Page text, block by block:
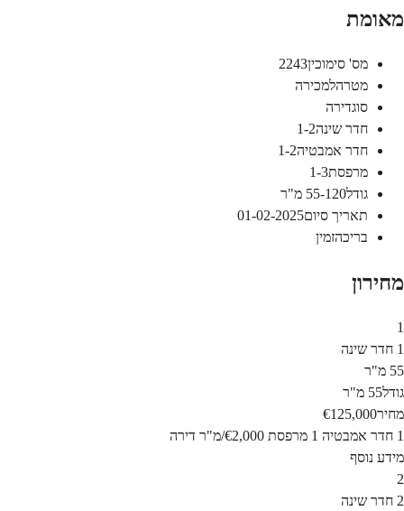
מאומת
מס' סימוכין2243
מטרהלמכירה
סוגדירה
חדר שינה1-2
חדר אמבטיה1-2
מרפסת1-3
גודל55-120 מ"ר
תאריך סיום01-02-2025
בריכהזמין
מחירון
1
1 חדר שינה
55 מ"ר
גודל55 מ"ר
מחיר€125,000
1 חדר אמבטיה
1 מרפסת €2,000
/מ"ר דירה
מידע נוסף
2
2 חדר שינה